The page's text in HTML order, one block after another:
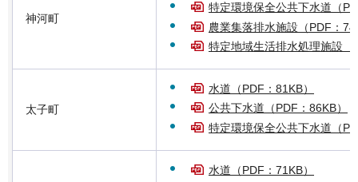
神河町
特定環境保全公共下水道（
農業集落排水施設（PDF：
特定地域生活排水処理施設（
太子町
水道（PDF：81KB）
公共下水道（PDF：86KB）
特定環境保全公共下水道（
水道（PDF：71KB）